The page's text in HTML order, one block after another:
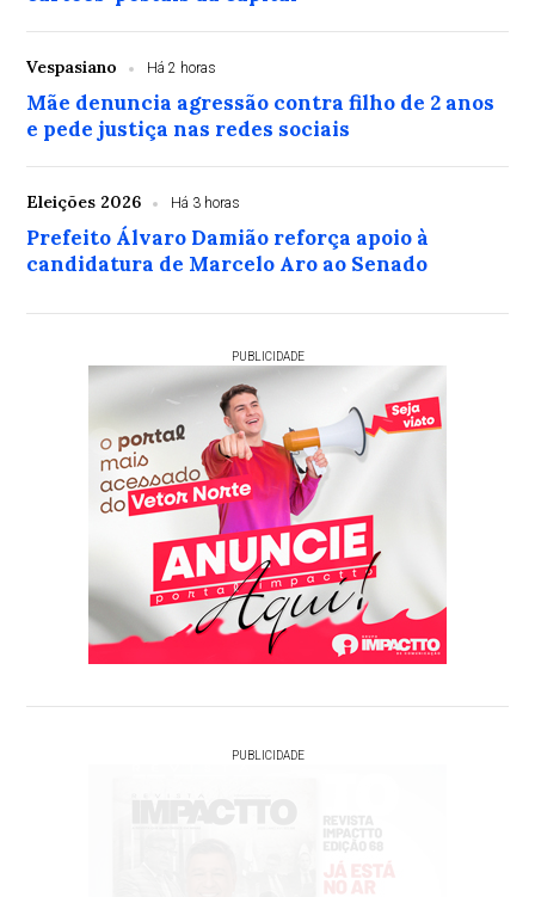
Vespasiano Há 2 horas
Mãe denuncia agressão contra filho de 2 anos
e pede justiça nas redes sociais
Eleições 2026 Há 3 horas
Prefeito Álvaro Damião reforça apoio à
candidatura de Marcelo Aro ao Senado
PUBLICIDADE
PUBLICIDADE